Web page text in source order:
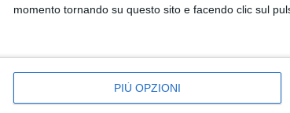
momento tornando su questo sito e facendo clic sul
PIÙ OPZIONI
2026
nella morsa del caldo:
rosso prolungato all'8
6
Ricci: